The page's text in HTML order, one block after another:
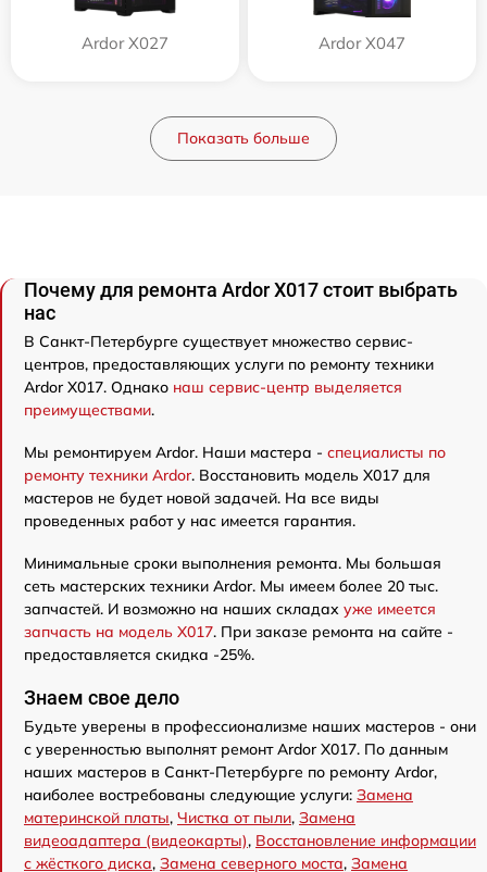
Ardor X027 Ardor X047
Показать больше
Почему для ремонта Ardor X017 стоит выбрать
нас
В Санкт-Петербурге существует множество сервис-
центров, предоставляющих услуги по ремонту техники
Ardor X017. Однако наш сервис-центр выделяется
преимуществами.
Мы ремонтируем Ardor. Наши мастера - специалисты по
ремонту техники Ardor. Восстановить модель X017 для
мастеров не будет новой задачей. На все виды
проведенных работ у нас имеется гарантия.
Минимальные сроки выполнения ремонта. Мы большая
сеть мастерских техники Ardor. Мы имеем более 20 тыс.
запчастей. И возможно на наших складах уже имеется
запчасть на модель X017. При заказе ремонта на сайте -
предоставляется скидка -25%.
Знаем свое дело
Будьте уверены в профессионализме наших мастеров - они
с уверенностью выполнят ремонт Ardor X017. По данным
наших мастеров в Санкт-Петербурге по ремонту Ardor,
наиболее востребованы следующие услуги: Замена
материнской платы, Чистка от пыли, Замена
видеоадаптера (видеокарты), Восстановление информации
с жёсткого диска, Замена северного моста, Замена